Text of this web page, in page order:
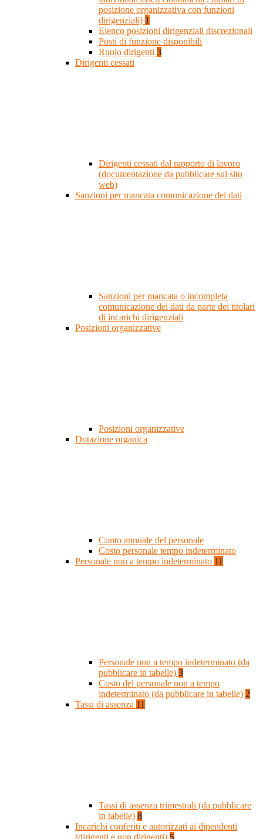
posizione organizzativa con funzioni
dirigenziali) 1
Elenco posizioni dirigenziali discrezionali
Posti di funzione disponibili
Ruolo dirigenti 3
Dirigenti cessati
Dirigenti cessati dal rapporto di lavoro
(documentazione da pubblicare sul sito
web)
Sanzioni per mancata comunicazione dei dati
Sanzioni per mancata o incompleta
comunicazione dei dati da parte dei titolari
di incarichi dirigenziali
Posizioni organizzative
Posizioni organizzative
Dotazione organica
Conto annuale del personale
Costo personale tempo indeterminato
Personale non a tempo indeterminato 11
Personale non a tempo indeterminato (da
pubblicare in tabelle) 3
Costo del personale non a tempo
indeterminato (da pubblicare in tabelle) 2
Tassi di assenza 11
Tassi di assenza trimestrali (da pubblicare
in tabelle) 8
Incarichi conferiti e autorizzati ai dipendenti